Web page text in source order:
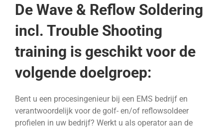
De Wave & Reflow Soldering
incl. Trouble Shooting
training is geschikt voor de
volgende doelgroep:
Bent u een procesingenieur bij een EMS bedrijf en
verantwoordelijk voor de golf- en/of reflowsoldeer
profielen in uw bedrijf? Werkt u als operator aan de